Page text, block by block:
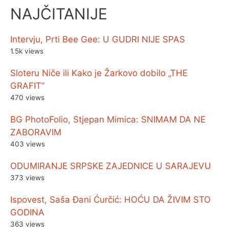
NAJČITANIJE
Intervju, Prti Bee Gee: U GUDRI NIJE SPAS
1.5k views
Sloteru Niče ili Kako je Žarkovo dobilo „THE
GRAFIT”
470 views
BG PhotoFolio, Stjepan Mimica: SNIMAM DA NE
ZABORAVIM
403 views
ODUMIRANJE SRPSKE ZAJEDNICE U SARAJEVU
373 views
Ispovest, Saša Đani Ćurčić: HOĆU DA ŽIVIM STO
GODINA
363 views